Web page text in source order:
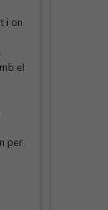
i on
el
per